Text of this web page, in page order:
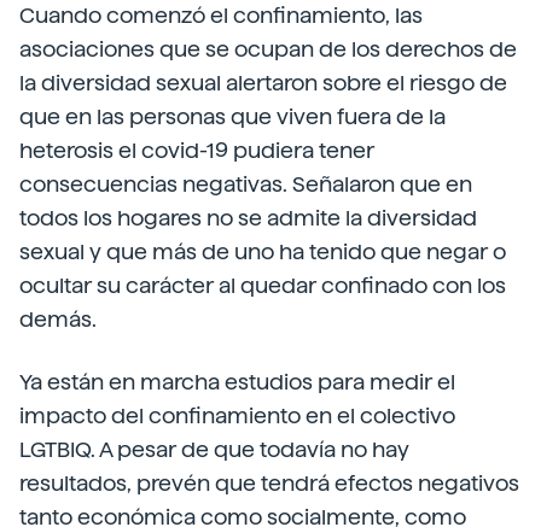
Cuando comenzó el confinamiento, las
asociaciones que se ocupan de los derechos de
la diversidad sexual alertaron sobre el riesgo de
que en las personas que viven fuera de la
heterosis el covid-19 pudiera tener
consecuencias negativas. Señalaron que en
todos los hogares no se admite la diversidad
sexual y que más de uno ha tenido que negar o
ocultar su carácter al quedar confinado con los
demás.
Ya están en marcha estudios para medir el
impacto del confinamiento en el colectivo
LGTBIQ. A pesar de que todavía no hay
resultados, prevén que tendrá efectos negativos
tanto económica como socialmente, como